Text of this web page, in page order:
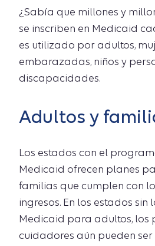
¿Sabía que millones y
se inscriben en Medicaid
es utilizado por adultos,
embarazadas, niños y
discapacidades.
Adultos y
Los estados con el
Medicaid ofrecen planes
familias que cumplen con
ingresos. En los estados sin
Medicaid para adultos, los
cuidadores aún pueden